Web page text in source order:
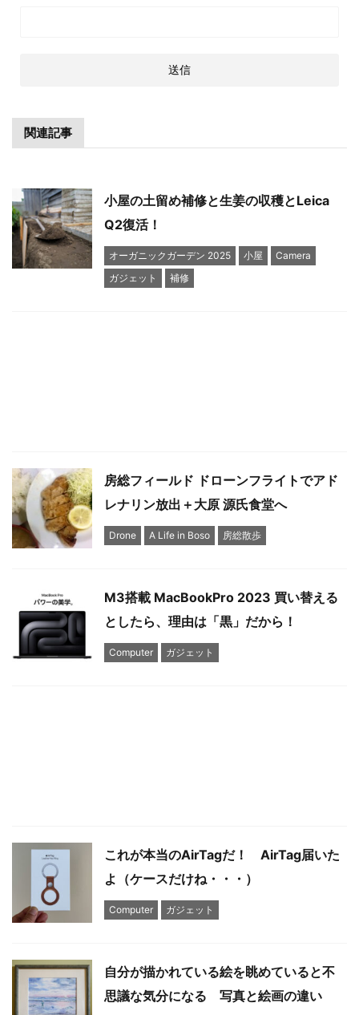
関連記事
小屋の土留め補修と生姜の収穫とLeica
Q2復活！
オーガニックガーデン 2025 小屋
Camera
ガジェット
補修
房総フィールド ドローンフライトでアド
レナリン放出＋大原 源氏食堂へ
Drone A Life in Boso 房総散歩
M3搭載 MacBookPro 2023 買い替える
としたら、理由は「黒」だから！
Computer ガジェット
これが本当のAirTagだ！ AirTag届いた
よ（ケースだけね・・・）
Computer ガジェット
自分が描かれている絵を眺めていると不
思議な気分になる 写真と絵画の違い